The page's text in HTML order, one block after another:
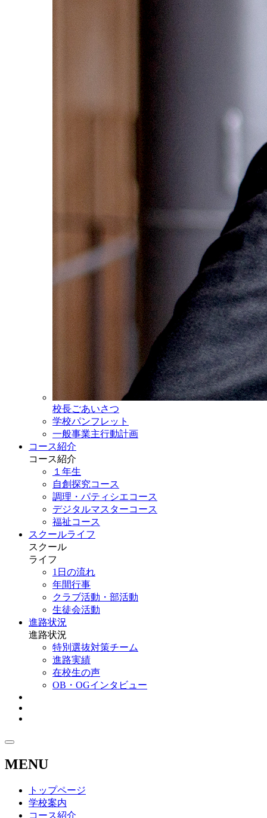
校長ごあいさつ
学校パンフレット
一般事業主行動計画
コース紹介
コース紹介
１年生
自創探究コース
調理・パティシエコース
デジタルマスターコース
福祉コース
スクールライフ
スクール
ライフ
1日の流れ
年間行事
クラブ活動・部活動
生徒会活動
進路状況
進路状況
特別選抜対策チーム
進路実績
在校生の声
OB・OGインタビュー
MENU
トップページ
学校案内
コース紹介